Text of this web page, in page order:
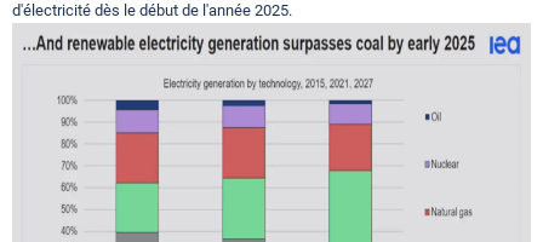
d'électricité dès le début de l'année 2025.